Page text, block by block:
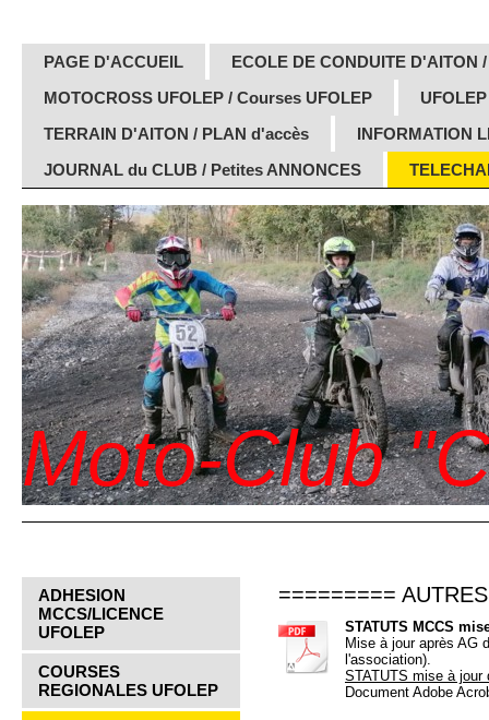
PAGE D'ACCUEIL
ECOLE DE CONDUITE D'AITON
MOTOCROSS UFOLEP / Courses UFOLEP
TERRAIN D'AITON / PLAN d'accès
INFORMATION
JOURNAL du CLUB / Petites ANNONCES
Moto-Club
ADHESION
MCCS/LICENCE
UFOLEP
COURSES
REGIONALES UFOLEP
=========
STATUTS MCCS
Mise à jour après AG
l'association).
STATUTS mise à jour
Document Adobe